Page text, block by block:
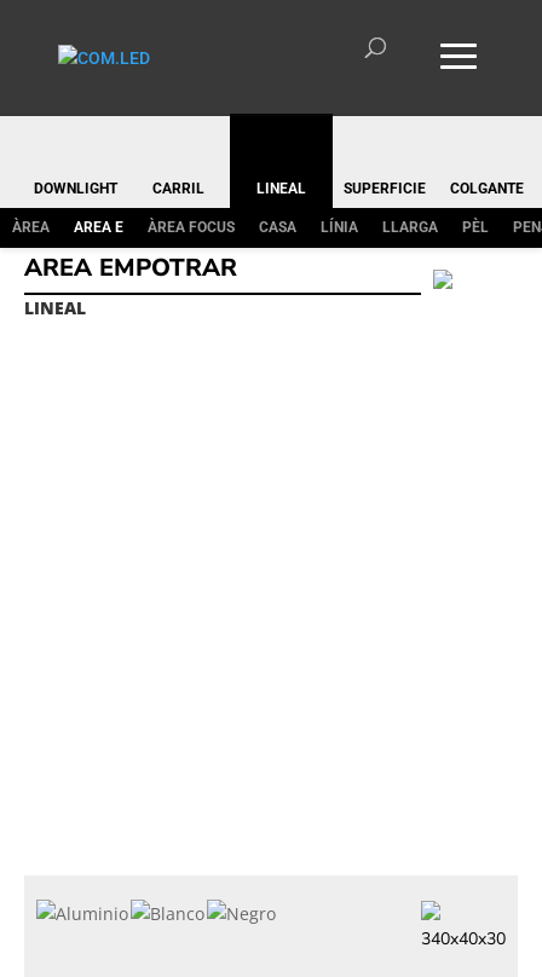
DOWNLIGHT CARRIL LINEAL
ÀREA AREA E ÀREA FOCUS CASA LÍNIA LLARGA PÈL
SUPERFICIE COLGANTE
AREA EMPOTRAR
LINEAL
340x40x30